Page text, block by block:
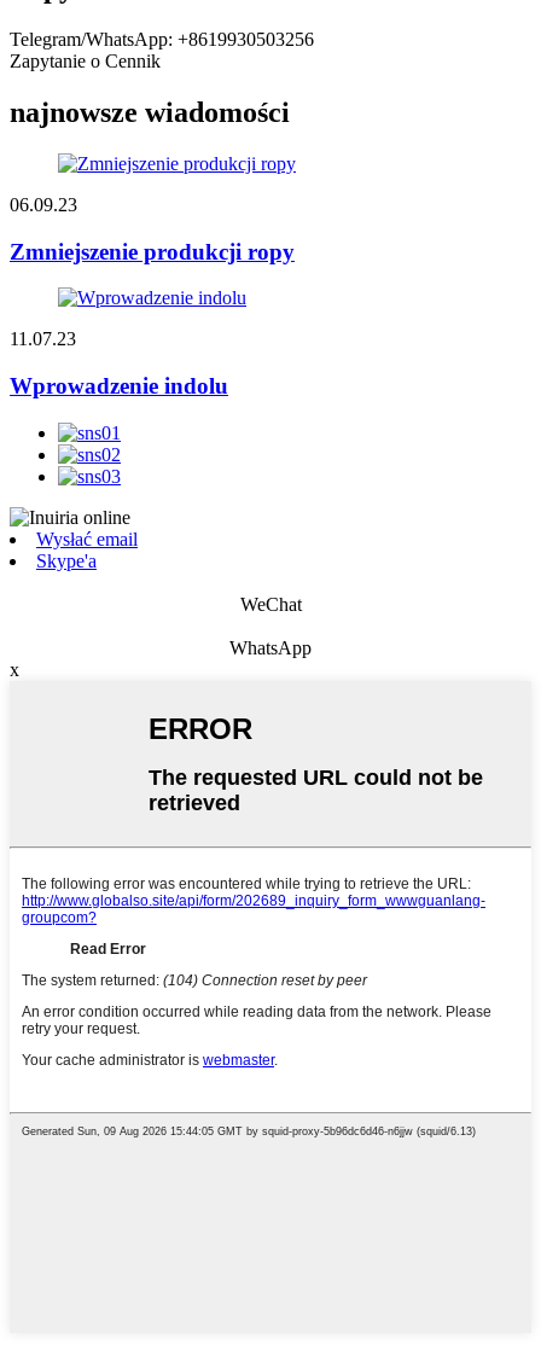
Telegram/WhatsApp: +8619930503256
Zapytanie o Cennik
najnowsze wiadomości
06.09.23
Zmniejszenie produkcji ropy
11.07.23
Wprowadzenie indolu
Wysłać email
Skype'a
WeChat
WhatsApp
x